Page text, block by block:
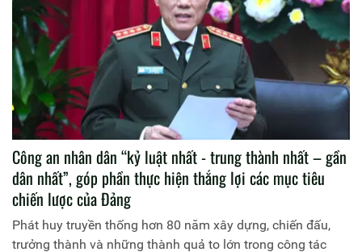
Công an nhân dân “kỷ luật nhất - trung thành nhất – gần
dân nhất”, góp phần thực hiện thắng lợi các mục tiêu
chiến lược của Đảng
Phát huy truyền thống hơn 80 năm xây dựng, chiến đấu,
trưởng thành và những thành quả to lớn trong công tác